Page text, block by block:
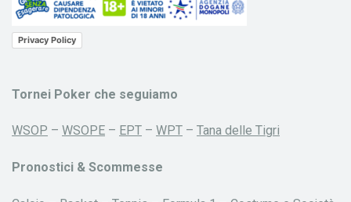
Privacy Policy
Tornei Poker che seguiamo
WSOP – WSOPE – EPT – WPT – Tana delle Tigri
Pronostici & Scommesse